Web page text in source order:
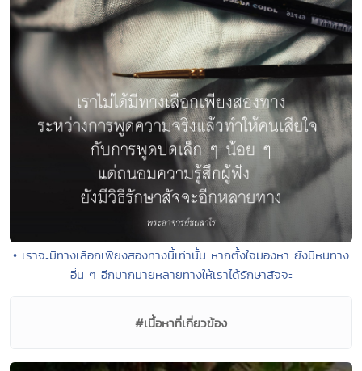
• เราจะมีทางเลือกเพียงสองทางนี้เท่านั้น หากตั้งใจมองหา ยังมีหนทาง
อื่น ๆ อีกมากมายหลายทางให้เราได้รักษาสัจจะ
#เนื้อหาที่เกี่ยวข้อง